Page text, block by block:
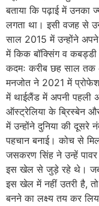
बताया कि पढ़ाई में उनका
लगता था। इसी वजह से
साल 2015 में उन्होंने
में किक बॉक्सिंग व
कदमः करीब छह साल
मनजोत ने 2021 में
में थाईलैंड में अपनी पहली
ऑस्ट्रेलिया के ब्रिस्बेन
में उन्होंने दुनिया की दूसरे
पहचान बनाई। कोच से
जसकरण सिंह ने उन्हें
इस खेल से जुड़े रहे थे। जब
इस खेल में नहीं उतरी है, तो
बनने का लक्ष्य तय कर